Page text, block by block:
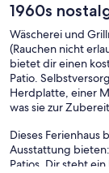
1960s
Wäscherei und
(Rauchen nicht
bietet dir einen
Patio.
Herdplatte, einer
was sie zur
Dieses Ferienhaus
Ausstattung
Patios. Dir steht